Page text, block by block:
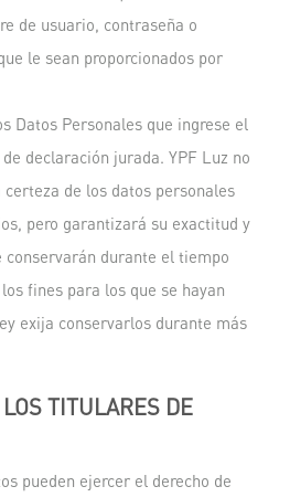
de usuario, contraseña o
le sean proporcionados por
Datos Personales que ingrese el
declaración jurada. YPF Luz no
de los datos personales
pero garantizará su exactitud y
conservarán durante el tiempo
fines para los que se hayan
exija conservarlos durante más
TITULARES DE
pueden ejercer el derecho de